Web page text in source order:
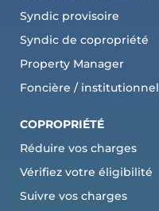
Syndic provisoire
Syndic de copropriété
Property Manager
Foncière / institutionnel
COPROPRIÉTÉ
Réduire vos charges
Vérifiez votre éligibilité
Suivre vos charges